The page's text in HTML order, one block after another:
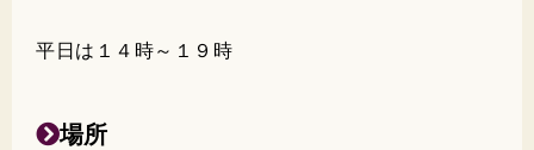
平日は１４時～１９時
場所